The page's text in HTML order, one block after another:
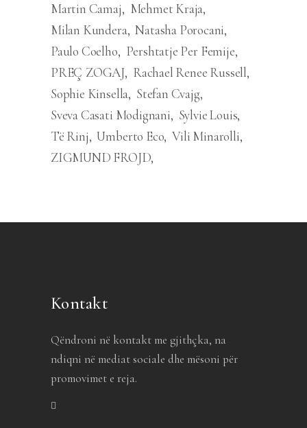
Martin Camaj
Mehmet Kraja
Milan Kundera Natasha Porocani
Paulo Coelho
Pershtatje Per Femije
PREÇ ZOGAJ
Rachael Renee Russell
Sophie Kinsella Stefan Cvajg
Sveva Casati Modignani
Sylvie Louis
Të Rinj Umberto Eco Vili Minarolli
ZIGMUND FROJD
Kontakt
Qëndroni në kontakt me gjithçka, na
ndiqni në mediat sociale dhe mësoni për
promovimet e reja.